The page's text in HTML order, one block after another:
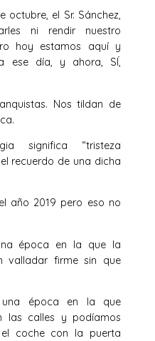
octubre, el Sr. Sánchez,
ni rendir nuestro
hoy estamos aquí y
ese día, y ahora, SÍ,
Nos tildan de
significa “tristeza
recuerdo de una dicha
año 2019 pero eso no
época en la que la
valladar firme sin que
época en la que
las calles y podíamos
coche con la puerta